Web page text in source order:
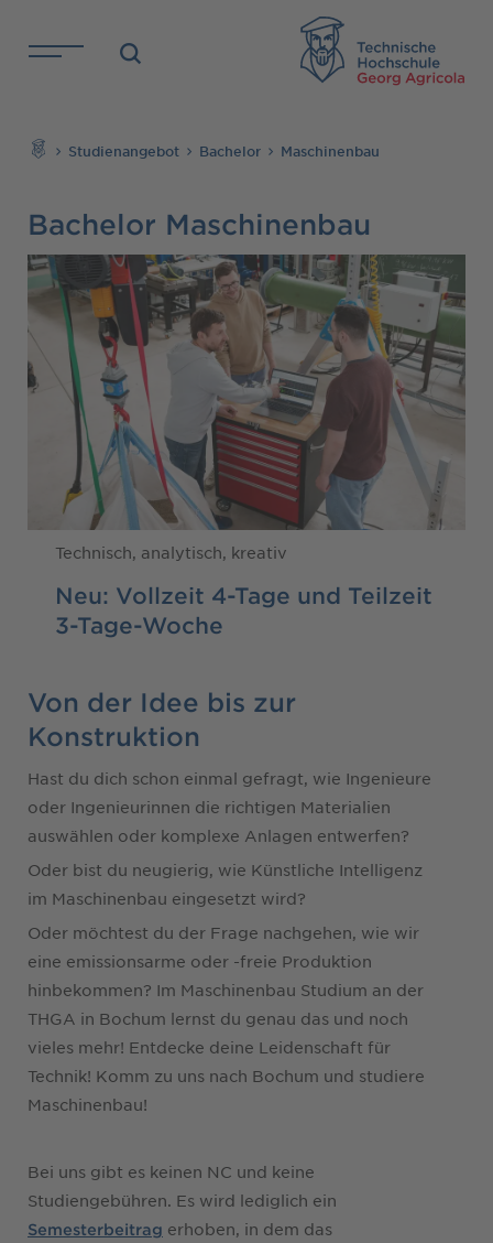
Direkt zu den Inhalten springen
Studienangebot Bachelor Maschinenbau
Bachelor Maschinenbau
Technisch, analytisch, kreativ
Neu: Vollzeit 4-Tage und Teilzeit
3-Tage-Woche
Von der Idee bis zur
Konstruktion
Hast du dich schon einmal gefragt, wie Ingenieure
oder Ingenieurinnen die richtigen Materialien
auswählen oder komplexe Anlagen entwerfen?
Oder bist du neugierig, wie Künstliche Intelligenz
im Maschinenbau eingesetzt wird?
Oder möchtest du der Frage nachgehen, wie wir
eine emissionsarme oder -freie Produktion
hinbekommen? Im Maschinenbau Studium an der
THGA in Bochum lernst du genau das und noch
vieles mehr! Entdecke deine Leidenschaft für
Technik! Komm zu uns nach Bochum und studiere
Maschinenbau!
Bei uns gibt es keinen NC und keine
Studiengebühren. Es wird lediglich ein
Semesterbeitrag erhoben, in dem das